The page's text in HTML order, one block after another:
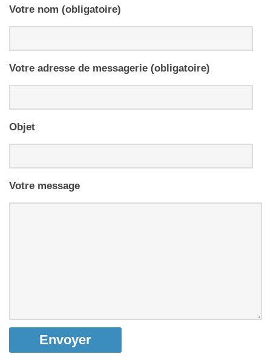
Votre nom (obligatoire)
Votre adresse de messagerie (obligatoire)
Objet
Votre message